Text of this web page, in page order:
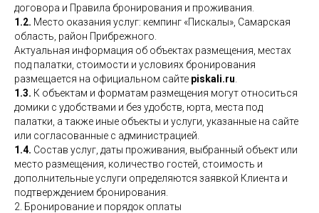
договора и Правила бронирования и проживания.
1.2. Место оказания услуг: кемпинг «Пискалы», Самарская
область, район Прибрежного.
Актуальная информация об объектах размещения, местах
под палатки, стоимости и условиях бронирования
размещается на официальном сайте piskali.ru
1.3. К объектам и форматам размещения могут относиться
домики с удобствами и без удобств, юрта, места под
палатки, а также иные объекты и услуги, указанные на сайте
или согласованные с администрацией.
1.4. Состав услуг, даты проживания, выбранный объект или
место размещения, количество гостей, стоимость и
дополнительные услуги определяются заявкой Клиента и
подтверждением бронирования.
2. Бронирование и порядок оплаты